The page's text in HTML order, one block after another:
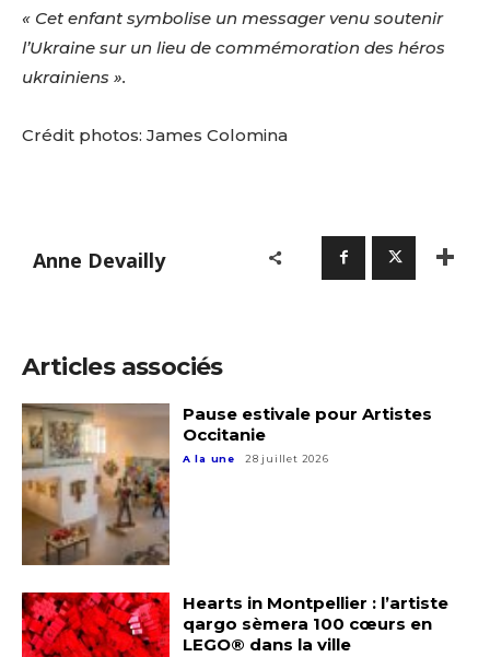
« Cet enfant symbolise un messager venu soutenir
l’Ukraine sur un lieu de commémoration des héros
ukrainiens ».
Crédit photos: James Colomina
Anne Devailly
Articles associés
Pause estivale pour Artistes
Occitanie
A la une 28 juillet 2026
Hearts in Montpellier : l’artiste
qargo sèmera 100 cœurs en
LEGO® dans la ville